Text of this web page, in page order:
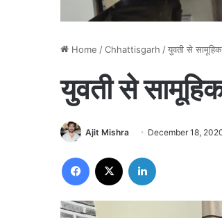
Home /Chhattisgarh /युवती से
युवती से
Ajit Mishra December 18,
Facebook